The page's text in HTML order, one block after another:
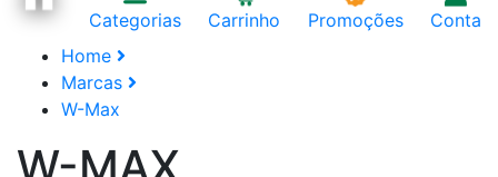
Categorias Carrinho Promoções
Conta
Home
Marcas
W-Max